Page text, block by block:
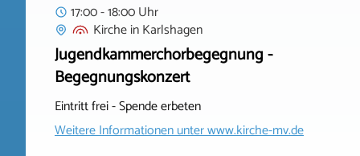
17:00 - 18:00 Uhr
KircheinKarlshagen
Jugendkammerchorbegegnung -
Begegnungskonzert
Eintritt frei - Spende erbeten
Weitere Informationen unterwww.kirche-mv.de